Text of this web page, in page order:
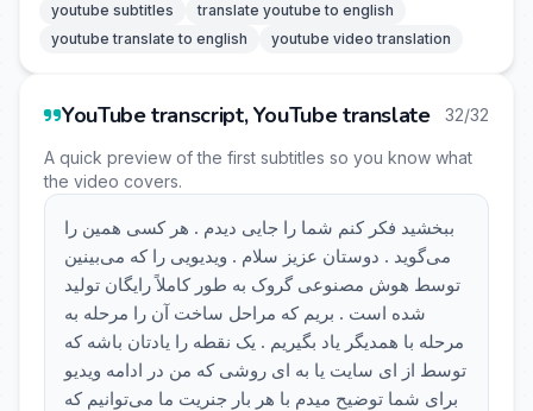
youtube subtitles
translate youtube to english
youtube translate to english
youtube video translation
YouTube transcript, YouTube translate 32/32
A quick preview of the first subtitles so you know what
the video covers.
ببخشید فکر کنم شما را جایی دیدم . هر کسی همین را
می‌گوید . دوستان عزیز سلام . ویدیویی را که می‌بینین
توسط هوش مصنوعی گروک به طور کاملاً رایگان تولید
شده است . بریم که مراحل ساخت آن را مرحله به
مرحله با همدیگر یاد بگیریم . یک نقطه را یادتان باشه که
توسط از ای سایت یا به ای روشی که من در ادامه ویدیو
برای شما توضیح میدم با هر بار جنریت ما می‌توانیم که